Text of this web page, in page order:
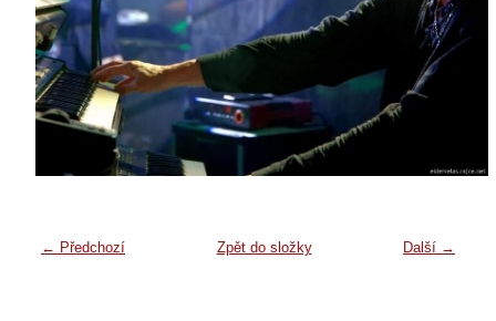
← Předchozí Další →
Zpět do složky